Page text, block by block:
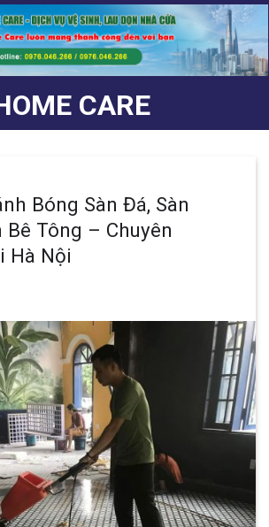
CARE
Bóng Sàn Đá, Sàn
Bê Tông – Chuyên
Hà Nội